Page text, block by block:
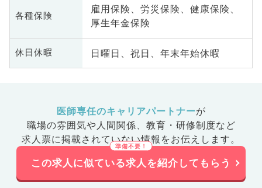
各種保険
雇用保険、労災保険、健康保険、
厚生年金保険
休日休暇 日曜日、祝日、年末年始休暇
医師専任のキャリアパートナーが
職場の雰囲気や人間関係、 教育・研修制度など
求人票に掲載されていない情報をお伝えします。
この求人に似ている求人を紹介してもらう